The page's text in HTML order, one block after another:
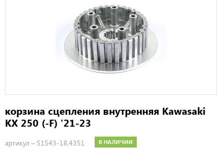
корзина сцепления внутренняя Kawasaki
KX 250 (-F) '21-23
артикул – 51543-18.4351 В НАЛИЧИИ